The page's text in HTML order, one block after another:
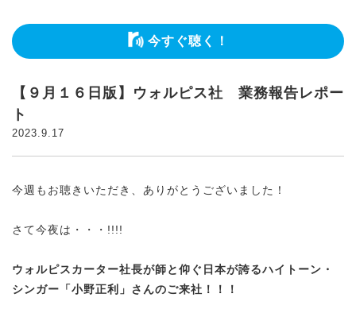
今すぐ聴く！
【９月１６日版】ウォルピス社 業務報告レポー
ト
2023.9.17
今週もお聴きいただき、ありがとうございました！
さて今夜は・・・!!!!
ウォルピスカーター社長が師と仰ぐ日本が誇るハイトーン・
シンガー「小野正利」さんのご来社！！！